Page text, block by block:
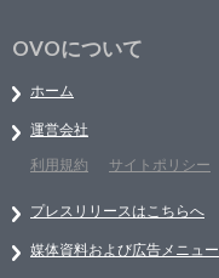
OVOについて
ホーム
運営会社
利用規約
サイトポリシー
プレスリリースはこちらへ
媒体資料および広告メニュー